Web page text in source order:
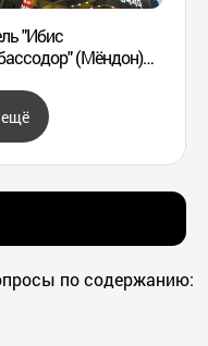
"Ибис
(Мёндон)
по содержанию: